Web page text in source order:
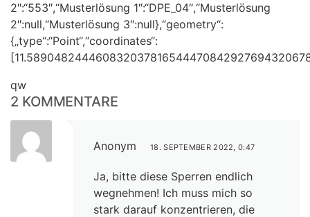
2″:“553″,“Musterlösung 1″:“DPE_04″,“Musterlösung
2″:null,“Musterlösung 3″:null},“geometry“:
{„type“:“Point“,“coordinates“:
qw
2 KOMMENTARE
Anonym 18. SEPTEMBER 2022, 0:47
Ja, bitte diese Sperren endlich
wegnehmen! Ich muss mich so
stark darauf konzentrieren, die